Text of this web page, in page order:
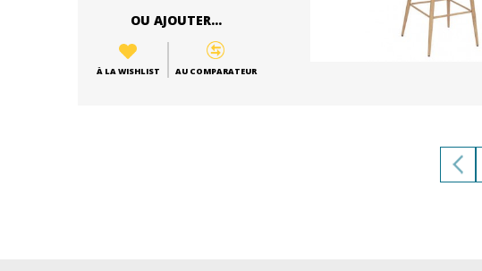
OU AJOUTER...
À LA WISHLIST AU COMPARATEUR